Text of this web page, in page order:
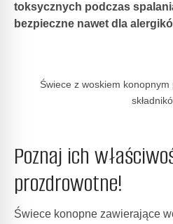
toksycznych podczas
bezpieczne nawet dla
Świece z woskiem
Poznaj ich
prozdrowotne!
Świece konopne zawierające